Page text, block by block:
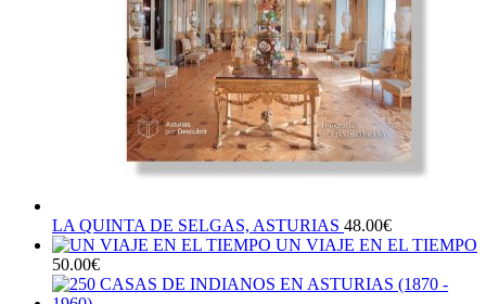
LA QUINTA DE SELGAS, ASTURIAS 48.00€
UN VIAJE EN EL TIEMPO
50.00€